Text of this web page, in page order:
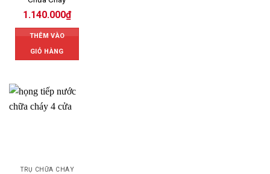
1.140.000₫
THÊM VÀO
GIỎ HÀNG
TRỤ CHỮA CHÁY